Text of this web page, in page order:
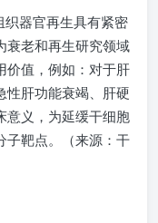
织器官再生具有紧密
衰老和再生研究领域
价值，例如：对于肝
性肝功能衰竭、肝硬
意义，为延缓干细胞
子靶点。（来源：干